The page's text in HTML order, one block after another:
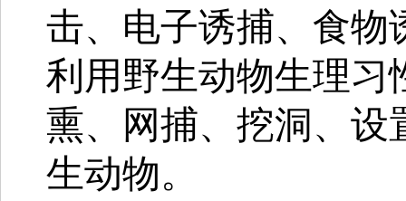
击、电子诱捕、食物
利用野生动物生理习
熏、网捕、挖洞、设
生动物。